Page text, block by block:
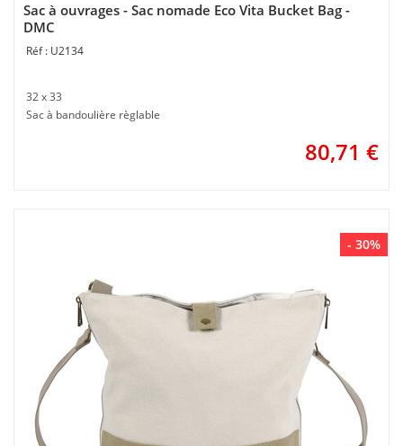
Sac à ouvrages - Sac nomade Eco Vita Bucket Bag -
DMC
U2134
32 x 33
Sac à bandoulière règlable
80,71 €
- 30%